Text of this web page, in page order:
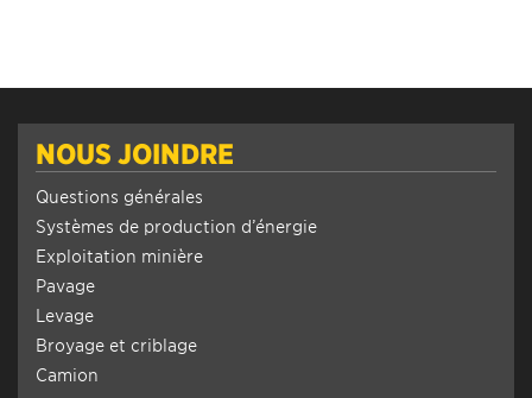
NOUS JOINDRE
Questions générales
Systèmes de production d’énergie
Exploitation minière
Pavage
Levage
Broyage et criblage
Camion